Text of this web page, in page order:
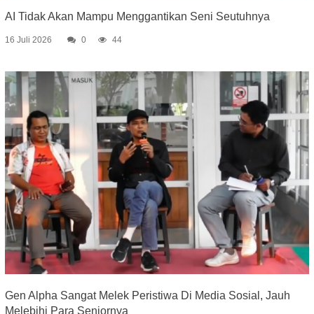
AI Tidak Akan Mampu Menggantikan Seni Seutuhnya
16 Juli 2026 0 44
Gen Alpha Sangat Melek Peristiwa Di Media Sosial, Jauh
Melebihi Para Seniornya